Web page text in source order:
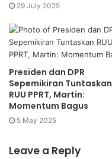
29 July 2025
Presiden dan DPR
Sepemikiran Tuntaskan
RUU PPRT, Martin:
Momentum Bagus
5 May 2025
Leave a Reply